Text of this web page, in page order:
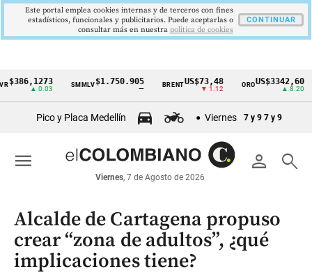
Cintillo
económicos
Colombia
▲ 0.03
SMMLV$1.750.905 BRENT US$73,48
▼ 1.12
ORO US$3342,60
Pico y Placa Medellín Viernes 7 y 9 7 y 9
person search
Viernes, 7 de Agosto de 2026
menu
Alcalde de Cartagena propuso
crear “zona de adultos”, ¿qué
implicaciones tiene?
Este portal emplea cookies internas y de terceros con fines
estadísticos, funcionales y publicitarios. Puede aceptarlas o
consultar más en nuestra politica de cookies
CONTINUAR